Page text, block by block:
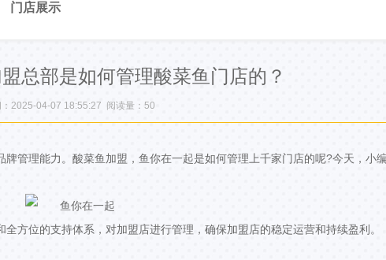
门店展示
总部是如何管理酸菜鱼门店的？
2025-04-07 18:55:27 阅读量： 50
管理能力。酸菜鱼加盟，鱼你在一起是如何管理上千家门店的呢?今天，小
方位的支持体系，对加盟店进行管理，确保加盟店的稳定运营和持续盈利。